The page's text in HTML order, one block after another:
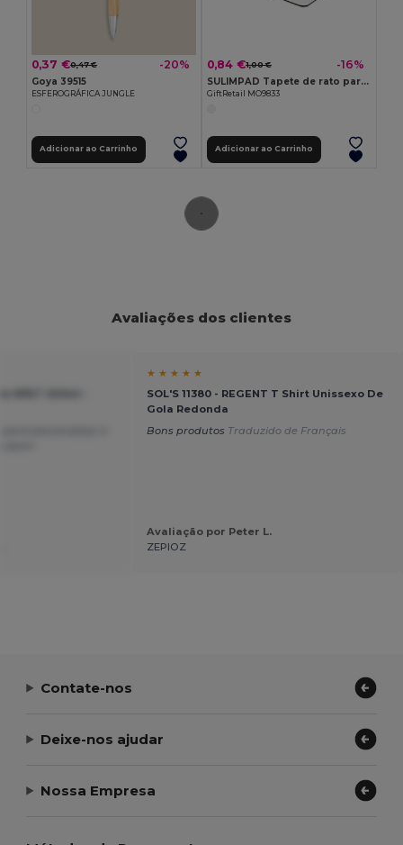
0,37 €0,47 € -20%
Goya 39515
ESFEROGRÁFICA JUNGLE
Adicionar ao Carrinho
0,84 €1,00 € -16%
SULIMPAD Tapete de rato para sublimação
GiftRetail MO9833
Adicionar ao Carrinho
Avaliações dos clientes
★ ★ ★ ★ ★
SOL'S 11380 - REGENT T Shirt Unissexo De
Gola Redonda
Bons produtos Traduzido de Français
Avaliação por Peter L.
ZEPIOZ
Contate-nos
Deixe-nos ajudar
Nossa Empresa